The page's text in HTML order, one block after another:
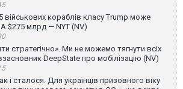
військових кораблів класу Trump може
$275 млрд — NYT (NV)
стратегічно». Ми не можемо тягнути всіх
DeepState про мобілізацію (NV)
і сталося. Для українців призовного віку